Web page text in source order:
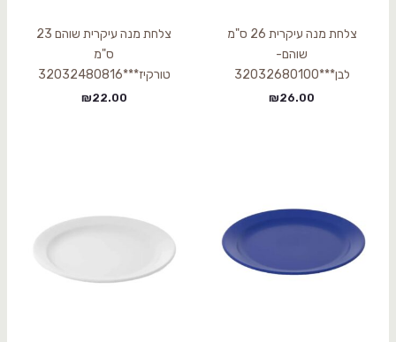
צלחת מנה עיקרית 26 ס"מ
שוהם-
לבן***32032680100
₪26.00
צלחת מנה עיקרית שוהם 23
ס"מ
טורקיז***32032480816
₪22.00